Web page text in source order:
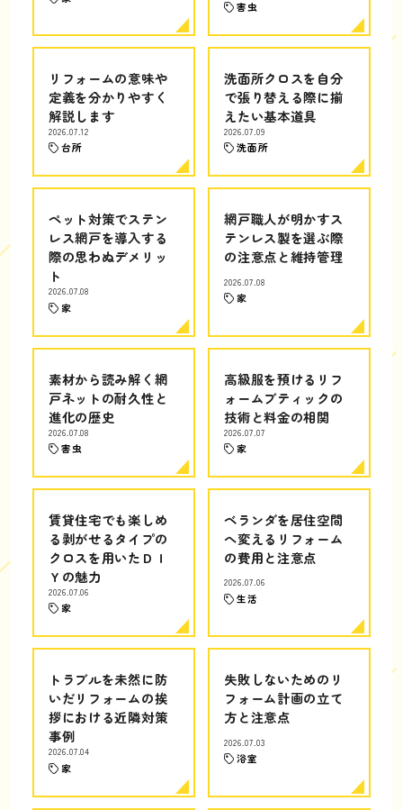
害虫
リフォームの意味や
定義を分かりやすく
解説します
2026.07.12
台所
洗面所クロスを自分
で張り替える際に揃
えたい基本道具
2026.07.09
洗面所
ペット対策でステン
レス網戸を導入する
際の思わぬデメリッ
ト
2026.07.08
家
網戸職人が明かすス
テンレス製を選ぶ際
の注意点と維持管理
2026.07.08
家
素材から読み解く網
戸ネットの耐久性と
進化の歴史
2026.07.08
害虫
高級服を預けるリフ
ォームブティックの
技術と料金の相関
2026.07.07
家
賃貸住宅でも楽しめ
る剥がせるタイプの
クロスを用いたＤＩ
Ｙの魅力
2026.07.06
家
ベランダを居住空間
へ変えるリフォーム
の費用と注意点
2026.07.06
生活
トラブルを未然に防
いだリフォームの挨
拶における近隣対策
事例
2026.07.04
家
失敗しないためのリ
フォーム計画の立て
方と注意点
2026.07.03
浴室